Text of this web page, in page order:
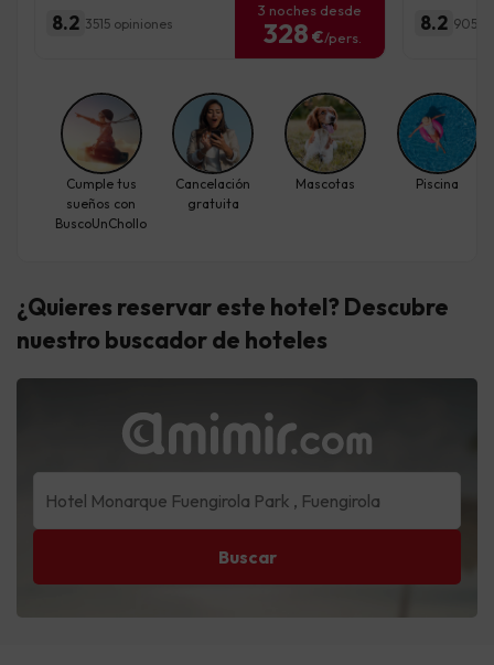
8.2 3515 opiniones
3 noches desde
328 €/pers.
8.2 9058
Cumple tus
sueños con
BuscoUnChollo
Cancelación
gratuita
Mascotas Piscina
¿Quieres reservar este hotel? Descubre
nuestro buscador de hoteles
Buscar